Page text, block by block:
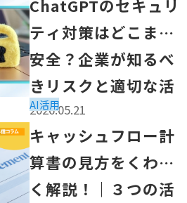
2026.05.21
ChatGPTのセキュリ
ティ対策はどこまで
安全？企業が知るべ
きリスクと適切な活
用法とは
AI活用
の見方をくわしく解説！｜３
キャッシュフロー計
算書の見方をくわし
く解説！｜３つの活